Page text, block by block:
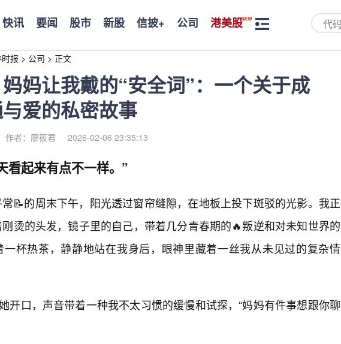
快讯 要闻 股市 新股 信披+ 公司 港美股
报 > 公司 > 正文
妈让我戴的“安全词”：一个关于成
爱的私密故事
作者：廖筱君 2026-02-06 23:35:13
看起来有点不一样。”
📝的周末下午，阳光透过窗帘缝隙，在地板上投下斑驳的光影。我正
烫的头发，镜子里的自己，带着几分青春期的🔥叛逆和对未知世界的
一杯热茶，静静地站在我身后，眼神里藏着一丝我从未见过的复杂情
开口，声音带着一种我不太习惯的缓慢和试探，“妈妈有件事想跟你聊